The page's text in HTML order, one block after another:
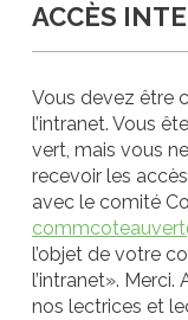
ACCÈS
Vous devez être
l’intranet. Vous
vert, mais vous
recevoir les
avec le comité
l’objet de votre
l’intranet».
nos lectrices et